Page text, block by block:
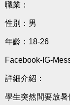
職業：
性別：男
年齡：18-26
Facebook-IG-
詳細介紹：
學生突然間要放暑